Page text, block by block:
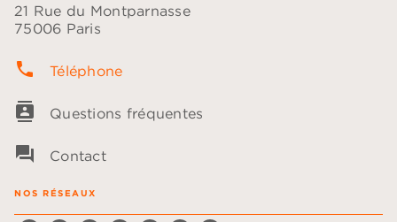
21 Rue du Montparnasse
75006 Paris
phone Téléphone
contacts Questions fréquentes
question_answer Contact
NOS RÉSEAUX